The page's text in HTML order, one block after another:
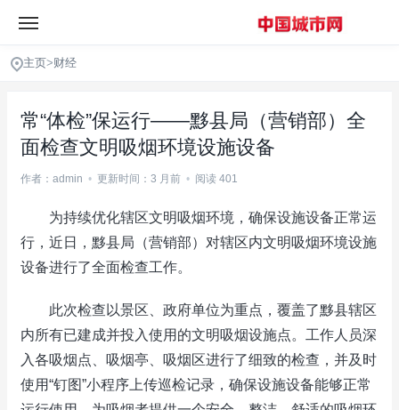
主页>财经
常“体检”保运行——黟县局（营销部）全
面检查文明吸烟环境设施设备
作者：admin • 更新时间：3 月前 • 阅读 401
为持续优化辖区文明吸烟环境，确保设施设备正常运
行，近日，黟县局（营销部）对辖区内文明吸烟环境设施
设备进行了全面检查工作。
此次检查以景区、政府单位为重点，覆盖了黟县辖区
内所有已建成并投入使用的文明吸烟设施点。工作人员深
入各吸烟点、吸烟亭、吸烟区进行了细致的检查，并及时
使用“钉图”小程序上传巡检记录，确保设施设备能够正常